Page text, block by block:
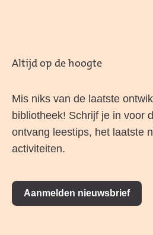
Altijd op de hoogte
Mis niks van de laatste
bibliotheek! Schrijf je in voor
ontvang leestips, het laatste
activiteiten.
Aanmelden nieuwsbrief